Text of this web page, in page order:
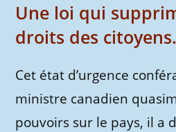
Une loi qui
droits des citoyens.
Cet état d’urgence
ministre canadien
pouvoirs sur le pays, il a